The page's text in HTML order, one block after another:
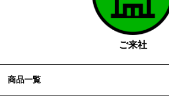
障を及ぼすおそれがあるとき
５. 個人情報の取扱業務の委託
場合があります。
その際、弊社は、個人情報を適切に保護で
ご来社
商品一覧